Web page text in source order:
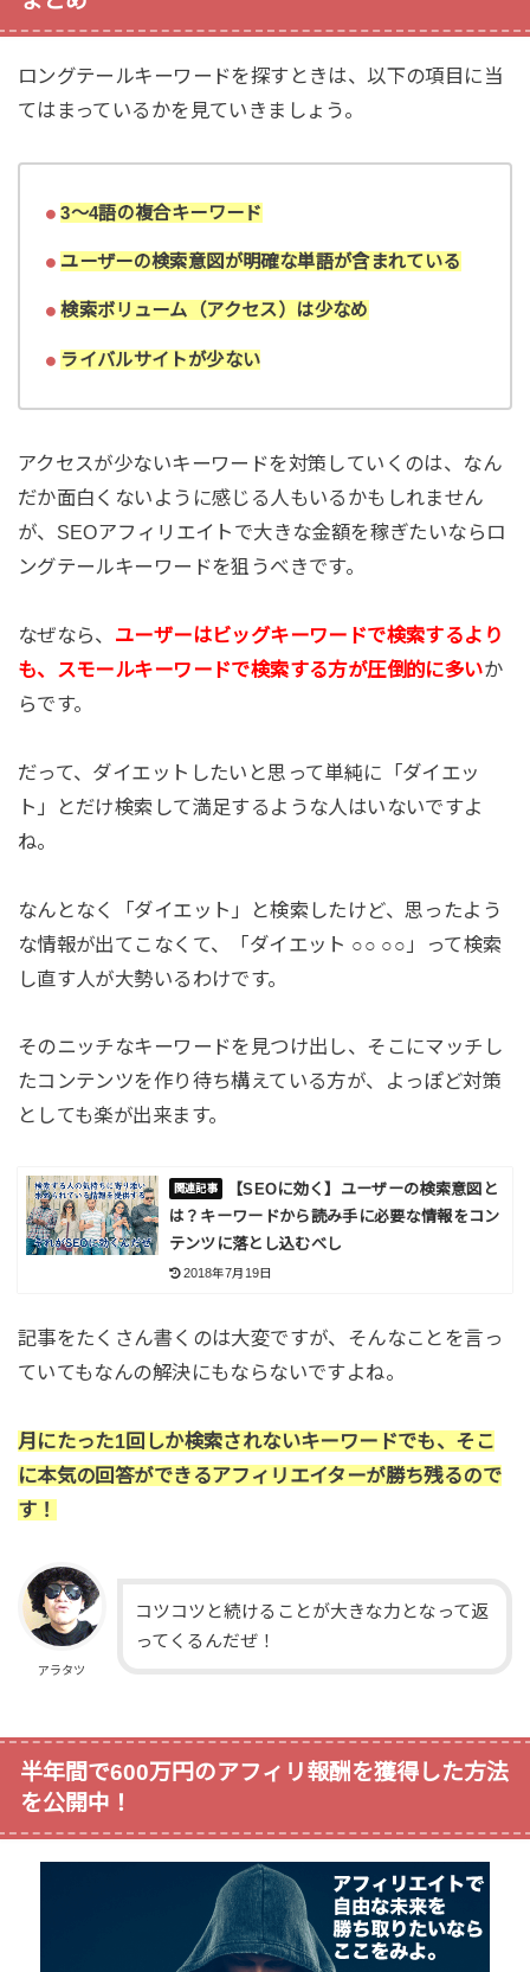
ロングテールキーワードを探すときは、以下の項目に当
てはまっているかを見ていきましょう。
3～4語の複合キーワード
ユーザーの検索意図が明確な単語が含まれている
検索ボリューム（アクセス）は少なめ
ライバルサイトが少ない
アクセスが少ないキーワードを対策していくのは、なん
だか面白くないように感じる人もいるかもしれません
が、SEOアフィリエイトで大きな金額を稼ぎたいならロ
ングテールキーワードを狙うべきです。
なぜなら、 ユーザーはビッグキーワードで検索するより
も、スモールキーワードで検索する方が圧倒的に多いか
らです。
だって、ダイエットしたいと思って単純に「ダイエッ
ト」とだけ検索して満足するような人はいないですよ
ね。
なんとなく「ダイエット」と検索したけど、思ったよう
な情報が出てこなくて、「ダイエット ○○ ○○」って検索
し直す人が大勢いるわけです。
そのニッチなキーワードを見つけ出し、そこにマッチし
たコンテンツを作り待ち構えている方が、よっぽど対策
としても楽が出来ます。
【SEOに効く】ユーザーの検索意図と
は？キーワードから読み手に必要な情報をコン
テンツに落とし込むべし
2018年7月19日
記事をたくさん書くのは大変ですが、そんなことを言っ
ていてもなんの解決にもならないですよね。
月にたった1回しか検索されないキーワードでも、そこ
に本気の回答ができるアフィリエイターが勝ち残るので
す！
アラタツ
コツコツと続けることが大きな力となって返
ってくるんだぜ！
半年間で600万円のアフィリ報酬を獲得した方法
を公開中！